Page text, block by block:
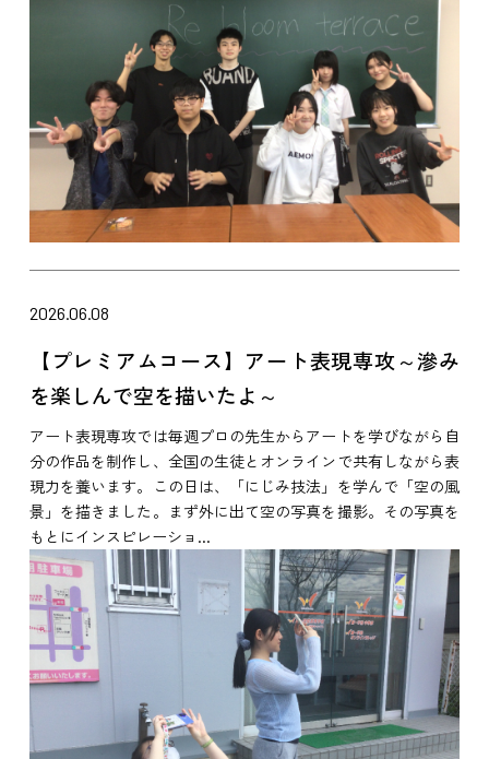
2026.06.08
【プレミアムコース】アート表現専攻～滲み
を楽しんで空を描いたよ～
アート表現専攻では毎週プロの先生からアートを学びながら自
分の作品を制作し、全国の生徒とオンラインで共有しながら表
現力を養います。この日は、「にじみ技法」を学んで「空の風
景」を描きました。まず外に出て空の写真を撮影。その写真を
もとにインスピレーショ...